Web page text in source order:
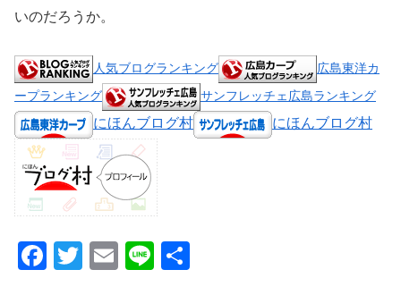
いのだろうか。
人気ブログランキング
広島東洋カ
ープランキング
サンフレッチェ広島ランキング
にほんブログ村 にほんブログ村
F
T
E
Li